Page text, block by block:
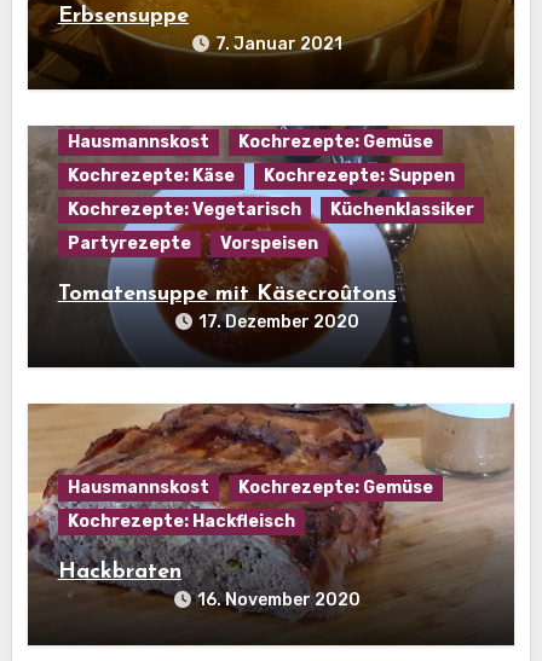
Erbsensuppe
7. Januar 2021
Hausmannskost
Kochrezepte: Gemüse
Kochrezepte: Käse
Kochrezepte: Suppen
Kochrezepte: Vegetarisch
Küchenklassiker
Partyrezepte
Vorspeisen
Tomatensuppe mit Käsecroûtons
17. Dezember 2020
Hausmannskost
Kochrezepte: Gemüse
Kochrezepte: Hackfleisch
Hackbraten
16. November 2020